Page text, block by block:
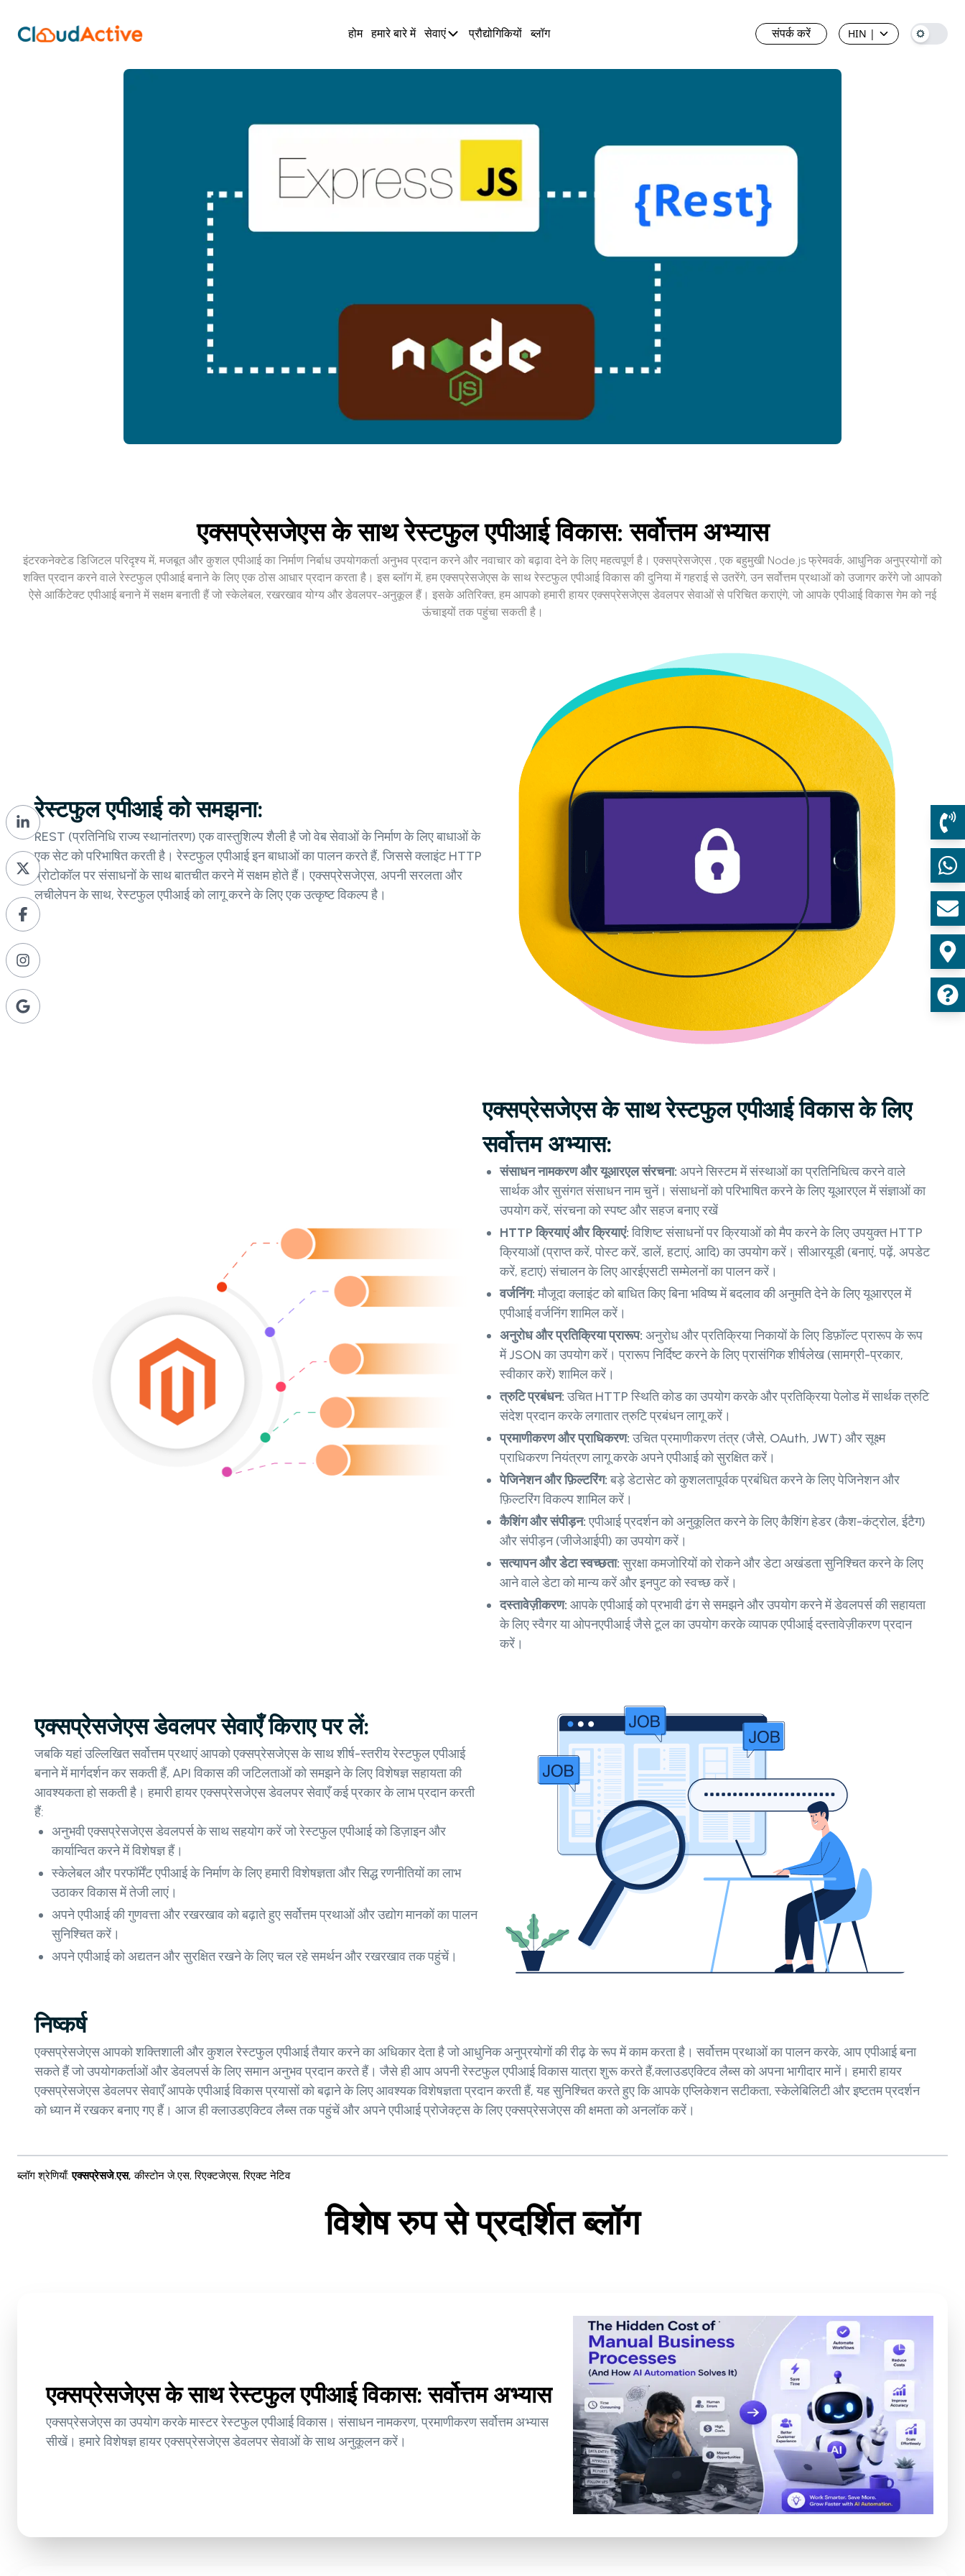
होम हमारे बारे में सेवाएं प्रौद्योगिकियों ब्लॉग संपर्क करें HIN |
एक्सप्रेसजेएस के साथ रेस्टफुल एपीआई विकास: सर्वोत्तम अभ्यास
इंटरकनेक्टेड डिजिटल परिदृश्य में, मजबूत और कुशल एपीआई का निर्माण निर्बाध उपयोगकर्ता अनुभव प्रदान करने और नवाचार को बढ़ावा देने के लिए महत्वपूर्ण है। एक्सप्रेसजेएस , एक बहुमुखी Node.js फ्रेमवर्क, आधुनिक अनुप्रयोगों को
शक्ति प्रदान करने वाले रेस्टफुल एपीआई बनाने के लिए एक ठोस आधार प्रदान करता है। इस ब्लॉग में, हम एक्सप्रेसजेएस के साथ रेस्टफुल एपीआई विकास की दुनिया में गहराई से उतरेंगे, उन सर्वोत्तम प्रथाओं को उजागर करेंगे जो आपको
ऐसे आर्किटेक्ट एपीआई बनाने में सक्षम बनाती हैं जो स्केलेबल, रखरखाव योग्य और डेवलपर-अनुकूल हैं। इसके अतिरिक्त, हम आपको हमारी हायर एक्सप्रेसजेएस डेवलपर सेवाओं से परिचित कराएंगे, जो आपके एपीआई विकास गेम को नई
ऊंचाइयों तक पहुंचा सकती है।
रेस्टफुल एपीआई को समझना:
REST (प्रतिनिधि राज्य स्थानांतरण) एक वास्तुशिल्प शैली है जो वेब सेवाओं के निर्माण के लिए बाधाओं के
एक सेट को परिभाषित करती है। रेस्टफुल एपीआई इन बाधाओं का पालन करते हैं, जिससे क्लाइंट HTTP
प्रोटोकॉल पर संसाधनों के साथ बातचीत करने में सक्षम होते हैं। एक्सप्रेसजेएस, अपनी सरलता और
लचीलेपन के साथ, रेस्टफुल एपीआई को लागू करने के लिए एक उत्कृष्ट विकल्प है।
एक्सप्रेसजेएस के साथ रेस्टफुल एपीआई विकास के लिए
सर्वोत्तम अभ्यास:
संसाधन नामकरण और यूआरएल संरचना: अपने सिस्टम में संस्थाओं का प्रतिनिधित्व करने वाले
सार्थक और सुसंगत संसाधन नाम चुनें। संसाधनों को परिभाषित करने के लिए यूआरएल में संज्ञाओं का
उपयोग करें, संरचना को स्पष्ट और सहज बनाए रखें
HTTP क्रियाएं और क्रियाएं:विशिष्ट संसाधनों पर क्रियाओं को मैप करने के लिए उपयुक्त HTTP
क्रियाओं (प्राप्त करें, पोस्ट करें, डालें, हटाएं, आदि) का उपयोग करें। सीआरयूडी (बनाएं, पढ़ें, अपडेट
करें, हटाएं) संचालन के लिए आरईएसटी सम्मेलनों का पालन करें।
वर्जनिंग:मौजूदा क्लाइंट को बाधित किए बिना भविष्य में बदलाव की अनुमति देने के लिए यूआरएल में
एपीआई वर्जनिंग शामिल करें।
अनुरोध और प्रतिक्रिया प्रारूप: अनुरोध और प्रतिक्रिया निकायों के लिए डिफ़ॉल्ट प्रारूप के रूप
में JSON का उपयोग करें। प्रारूप निर्दिष्ट करने के लिए प्रासंगिक शीर्षलेख (सामग्री-प्रकार,
स्वीकार करें) शामिल करें।
त्रुटि प्रबंधन:उचित HTTP स्थिति कोड का उपयोग करके और प्रतिक्रिया पेलोड में सार्थक त्रुटि
संदेश प्रदान करके लगातार त्रुटि प्रबंधन लागू करें।
प्रमाणीकरण और प्राधिकरण:उचित प्रमाणीकरण तंत्र (जैसे, OAuth, JWT) और सूक्ष्म
प्राधिकरण नियंत्रण लागू करके अपने एपीआई को सुरक्षित करें।
पेजिनेशन और फ़िल्टरिंग:बड़े डेटासेट को कुशलतापूर्वक प्रबंधित करने के लिए पेजिनेशन और
फ़िल्टरिंग विकल्प शामिल करें।
कैशिंग और संपीड़न:एपीआई प्रदर्शन को अनुकूलित करने के लिए कैशिंग हेडर (कैश-कंट्रोल, ईटैग)
और संपीड़न (जीजेआईपी) का उपयोग करें।
सत्यापन और डेटा स्वच्छता:सुरक्षा कमजोरियों को रोकने और डेटा अखंडता सुनिश्चित करने के लिए
आने वाले डेटा को मान्य करें और इनपुट को स्वच्छ करें।
दस्तावेज़ीकरण: आपके एपीआई को प्रभावी ढंग से समझने और उपयोग करने में डेवलपर्स की सहायता
के लिए स्वैगर या ओपनएपीआई जैसे टूल का उपयोग करके व्यापक एपीआई दस्तावेज़ीकरण प्रदान
करें।
एक्सप्रेसजेएस डेवलपर सेवाएँ किराए पर लें:
जबकि यहां उल्लिखित सर्वोत्तम प्रथाएं आपको एक्सप्रेसजेएस के साथ शीर्ष-स्तरीय रेस्टफुल एपीआई
बनाने में मार्गदर्शन कर सकती हैं, API विकास की जटिलताओं को समझने के लिए विशेषज्ञ सहायता की
आवश्यकता हो सकती है। हमारी हायर एक्सप्रेसजेएस डेवलपर सेवाएँ कई प्रकार के लाभ प्रदान करती
हैं:
अनुभवी एक्सप्रेसजेएस डेवलपर्स के साथ सहयोग करें जो रेस्टफुल एपीआई को डिज़ाइन और
कार्यान्वित करने में विशेषज्ञ हैं।
स्केलेबल और परफॉर्मेंट एपीआई के निर्माण के लिए हमारी विशेषज्ञता और सिद्ध रणनीतियों का लाभ
उठाकर विकास में तेजी लाएं।
अपने एपीआई की गुणवत्ता और रखरखाव को बढ़ाते हुए सर्वोत्तम प्रथाओं और उद्योग मानकों का पालन
सुनिश्चित करें।
अपने एपीआई को अद्यतन और सुरक्षित रखने के लिए चल रहे समर्थन और रखरखाव तक पहुंचें।
निष्कर्ष
एक्सप्रेसजेएस आपको शक्तिशाली और कुशल रेस्टफुल एपीआई तैयार करने का अधिकार देता है जो आधुनिक अनुप्रयोगों की रीढ़ के रूप में काम करता है। सर्वोत्तम प्रथाओं का पालन करके, आप एपीआई बना
सकते हैं जो उपयोगकर्ताओं और डेवलपर्स के लिए समान अनुभव प्रदान करते हैं। जैसे ही आप अपनी रेस्टफुल एपीआई विकास यात्रा शुरू करते हैं,क्लाउडएक्टिव लैब्स को अपना भागीदार मानें। हमारी हायर
एक्सप्रेसजेएस डेवलपर सेवाएँ आपके एपीआई विकास प्रयासों को बढ़ाने के लिए आवश्यक विशेषज्ञता प्रदान करती हैं, यह सुनिश्चित करते हुए कि आपके एप्लिकेशन सटीकता, स्केलेबिलिटी और इष्टतम प्रदर्शन
को ध्यान में रखकर बनाए गए हैं। आज ही क्लाउडएक्टिव लैब्स तक पहुंचें और अपने एपीआई प्रोजेक्ट्स के लिए एक्सप्रेसजेएस की क्षमता को अनलॉक करें।
ब्लॉग श्रेणियाँ: एक्सप्रेसजे.एस, कीस्टोन जे.एस,रिएक्टजेएस,रिएक्ट नेटिव
विशेष रुप से प्रदर्शित ब्लॉग
एक्सप्रेसजेएस के साथ रेस्टफुल एपीआई विकास: सर्वोत्तम अभ्यास
एक्सप्रेसजेएस का उपयोग करके मास्टर रेस्टफुल एपीआई विकास। संसाधन नामकरण, प्रमाणीकरण सर्वोत्तम अभ्यास
सीखें। हमारे विशेषज्ञ हायर एक्सप्रेसजेएस डेवलपर सेवाओं के साथ अनुकूलन करें।